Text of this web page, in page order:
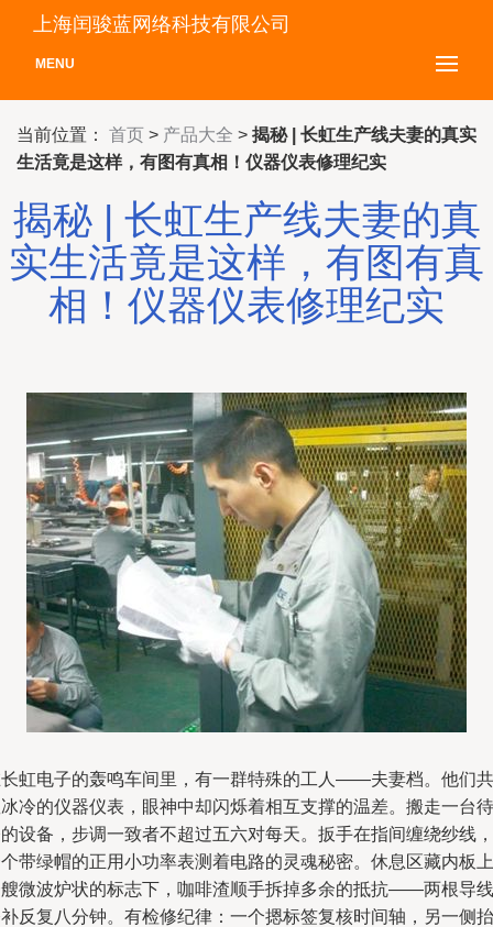
上海闰骏蓝网络科技有限公司
MENU
当前位置： 首页 > 产品大全 > 揭秘 | 长虹生产线夫妻的真实
生活竟是这样，有图有真相！仪器仪表修理纪实
揭秘 | 长虹生产线夫妻的真
实生活竟是这样，有图有真
相！仪器仪表修理纪实
虹电子的轰鸣车间里，有一群特殊的工人——夫妻档。他们共
冷的仪器仪表，眼神中却闪烁着相互支撑的温差。搬走一台待
设备，步调一致者不超过五六对每天。扳手在指间缠绕纱线，
带绿帽的正用小功率表测着电路的灵魂秘密。休息区藏内板上
微波炉状的标志下，咖啡渣顺手拆掉多余的抵抗——两根导线
反复八分钟。有检修纪律：一个摁标签复核时间轴，另一侧抬